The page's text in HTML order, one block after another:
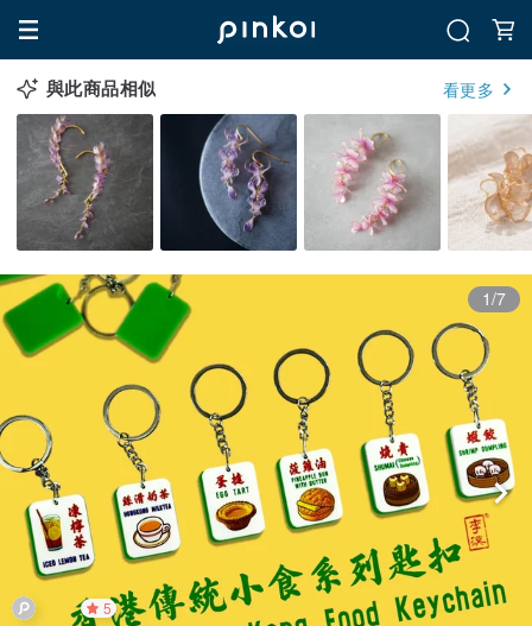
與此商品相似 看更多
1/7
5